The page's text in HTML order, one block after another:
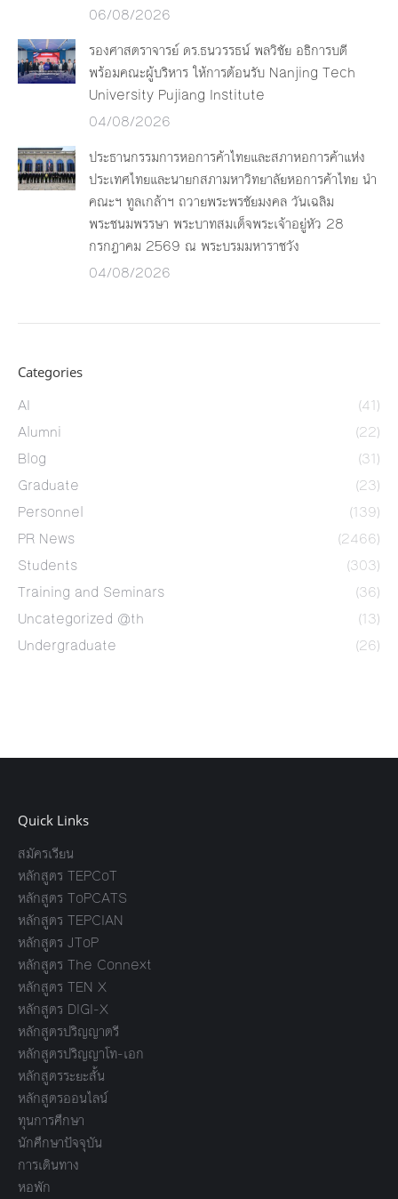
06/08/2026
รองศาสตราจารย์ ดร.ธนวรรธน์ พลวิชัย อธิการบดี
พร้อมคณะผู้บริหาร ให้การต้อนรับ Nanjing Tech
University Pujiang Institute
04/08/2026
ประธานกรรมการหอการค้าไทยและสภาหอการค้าแห่ง
ประเทศไทยและนายกสภามหาวิทยาลัยหอการค้าไทย นำ
คณะฯ ทูลเกล้าฯ ถวายพระพรชัยมงคล วันเฉลิม
พระชนมพรรษา พระบาทสมเด็จพระเจ้าอยู่หัว 28
กรกฎาคม 2569 ณ พระบรมมหาราชวัง
04/08/2026
Categories
AI
(41)
Alumni
(22)
Blog
(31)
Graduate
(23)
Personnel
(139)
PR News
(2466)
Students
(303)
Training and Seminars
(36)
Uncategorized @th
(13)
Undergraduate
(26)
Quick Links
สมัครเรียน
หลักสูตร TEPCoT
หลักสูตร ToPCATS
หลักสูตร TEPCIAN
หลักสูตร JToP
หลักสูตร The Connext
หลักสูตร TEN X
หลักสูตร DIGI-X
หลักสูตรปริญญาตรี
หลักสูตรปริญญาโท-เอก
หลักสูตรระยะสั้น
หลักสูตรออนไลน์
ทุนการศึกษา
นักศึกษาปัจจุบัน
การเดินทาง
หอพัก